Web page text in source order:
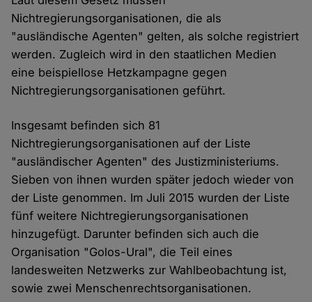
Nichtregierungsorganisationen, die als
"ausländische Agenten" gelten, als solche registriert
werden. Zugleich wird in den staatlichen Medien
eine beispiellose Hetzkampagne gegen
Nichtregierungsorganisationen geführt.
Insgesamt befinden sich 81
Nichtregierungsorganisationen auf der Liste
"ausländischer Agenten" des Justizministeriums.
Sieben von ihnen wurden später jedoch wieder von
der Liste genommen. Im Juli 2015 wurden der Liste
fünf weitere Nichtregierungsorganisationen
hinzugefügt. Darunter befinden sich auch die
Organisation "Golos-Ural", die Teil eines
landesweiten Netzwerks zur Wahlbeobachtung ist,
sowie zwei Menschenrechtsorganisationen.